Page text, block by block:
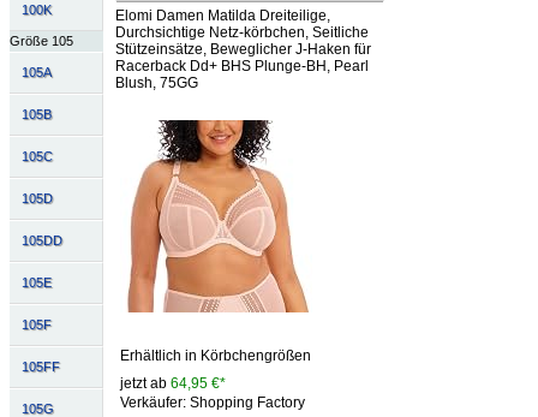
100K
Größe 105
105A
105B
105C
105D
105DD
105E
105F
105FF
105G
Elomi Damen Matilda Dreiteilige,
Durchsichtige Netz-körbchen, Seitliche
Stützeinsätze, Beweglicher J-Haken für
Racerback Dd+ BHS Plunge-BH, Pearl
Blush, 75GG
Erhältlich in Körbchengrößen
jetzt ab 64,95 €*
Verkäufer: Shopping Factory